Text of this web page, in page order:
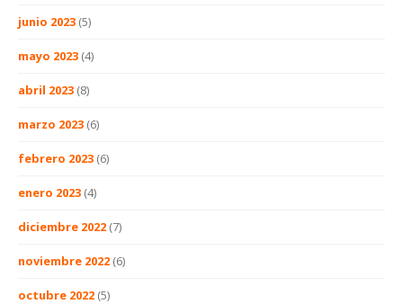
junio 2023 (5)
mayo 2023 (4)
abril 2023 (8)
marzo 2023 (6)
febrero 2023 (6)
enero 2023 (4)
diciembre 2022 (7)
noviembre 2022 (6)
octubre 2022 (5)